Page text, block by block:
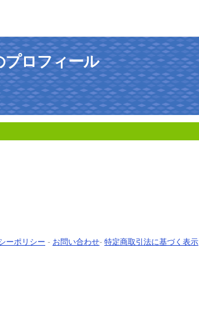
プロフィール
ーポリシー - お問い合わせ- 特定商取引法に基づく表示